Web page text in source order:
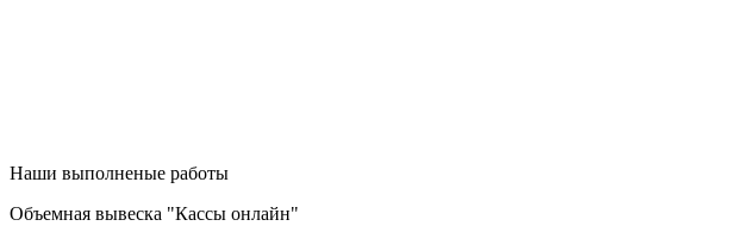
Наши выполненые работы
Объемная вывеска "Кассы онлайн"